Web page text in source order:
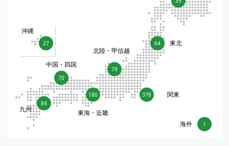
64 東北
378 関東
79
北陸・甲信越
180
東海・近畿
70
中国・四国
84
九州
27
沖縄
1
海外